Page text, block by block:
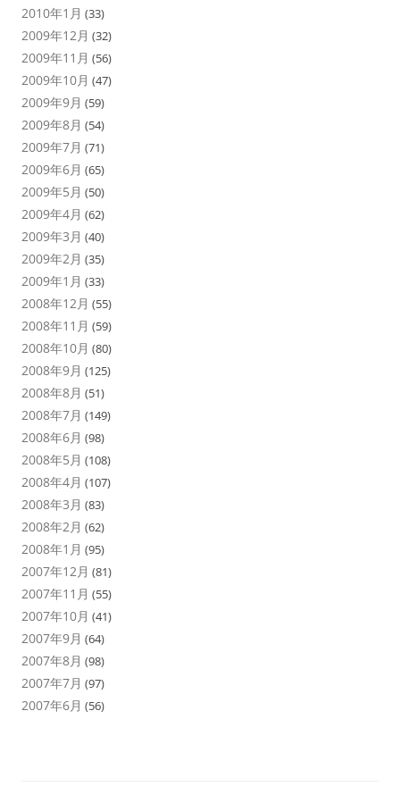
2010年1月 (33)
2009年12月 (32)
2009年11月 (56)
2009年10月 (47)
2009年9月 (59)
2009年8月 (54)
2009年7月 (71)
2009年6月 (65)
2009年5月 (50)
2009年4月 (62)
2009年3月 (40)
2009年2月 (35)
2009年1月 (33)
2008年12月 (55)
2008年11月 (59)
2008年10月 (80)
2008年9月 (125)
2008年8月 (51)
2008年7月 (149)
2008年6月 (98)
2008年5月 (108)
2008年4月 (107)
2008年3月 (83)
2008年2月 (62)
2008年1月 (95)
2007年12月 (81)
2007年11月 (55)
2007年10月 (41)
2007年9月 (64)
2007年8月 (98)
2007年7月 (97)
2007年6月 (56)